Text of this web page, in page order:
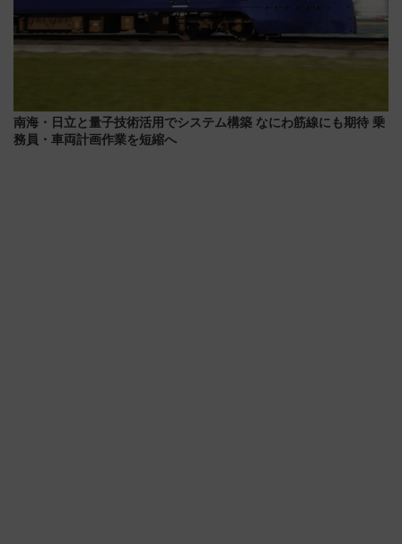
南海・日立と量子技術活用でシステム構築 なにわ筋線にも期待 乗
務員・車両計画作業を短縮へ